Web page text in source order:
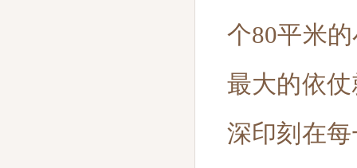
个80平米
最大的依
深印刻在